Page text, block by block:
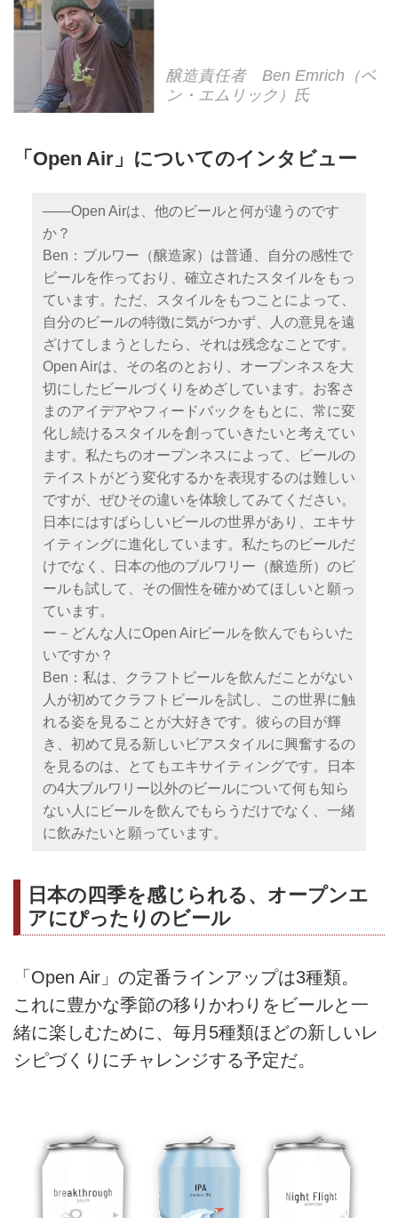
醸造責任者 Ben Emrich（ベ
ン・エムリック）氏
「Open Air」についてのインタビュー
――Open Airは、他のビールと何が違うのです
か？
Ben：ブルワー（醸造家）は普通、自分の感性で
ビールを作っており、確立されたスタイルをもっ
ています。ただ、スタイルをもつことによって、
自分のビールの特徴に気がつかず、人の意見を遠
ざけてしまうとしたら、それは残念なことです。
Open Airは、その名のとおり、オープンネスを大
切にしたビールづくりをめざしています。お客さ
まのアイデアやフィードバックをもとに、常に変
化し続けるスタイルを創っていきたいと考えてい
ます。私たちのオープンネスによって、ビールの
テイストがどう変化するかを表現するのは難しい
ですが、ぜひその違いを体験してみてください。
日本にはすばらしいビールの世界があり、エキサ
イティングに進化しています。私たちのビールだ
けでなく、日本の他のブルワリー（醸造所）のビ
ールも試して、その個性を確かめてほしいと願っ
ています。
ー－どんな人にOpen Airビールを飲んでもらいた
いですか？
Ben：私は、クラフトビールを飲んだことがない
人が初めてクラフトビールを試し、この世界に触
れる姿を見ることが大好きです。彼らの目が輝
き、初めて見る新しいビアスタイルに興奮するの
を見るのは、とてもエキサイティングです。日本
の4大ブルワリー以外のビールについて何も知ら
ない人にビールを飲んでもらうだけでなく、一緒
に飲みたいと願っています。
日本の四季を感じられる、オープンエ
アにぴったりのビール
「Open Air」の定番ラインアップは3種類。
これに豊かな季節の移りかわりをビールと一
緒に楽しむために、毎月5種類ほどの新しいレ
シピづくりにチャレンジする予定だ。